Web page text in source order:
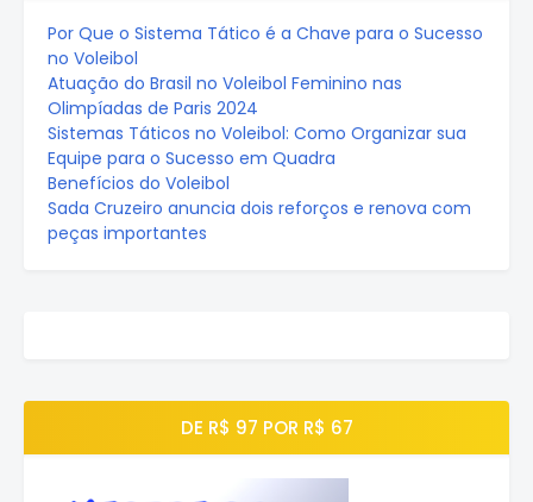
Por Que o Sistema Tático é a Chave para o Sucesso
no Voleibol
Atuação do Brasil no Voleibol Feminino nas
Olimpíadas de Paris 2024
Sistemas Táticos no Voleibol: Como Organizar sua
Equipe para o Sucesso em Quadra
Benefícios do Voleibol
Sada Cruzeiro anuncia dois reforços e renova com
peças importantes
DE R$ 97 POR R$ 67